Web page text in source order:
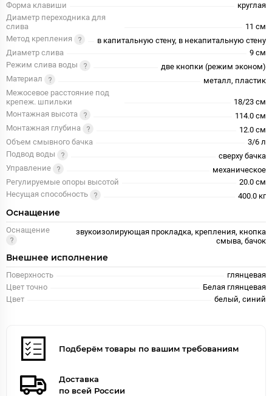
Форма клавиши
круглая
Диаметр переходника для
слива
11 см
Метод крепления
в капитальную стену, в некапитальную стену
Диаметр слива
9 см
Режим слива воды
две кнопки (режим эконом)
Материал
металл, пластик
Межосевое расстояние под
крепеж. шпильки
18/23 см
Монтажная высота
114.0 см
Монтажная глубина
12.0 см
Объем смывного бачка
3/6 л
Подвод воды
сверху бачка
Управление
механическое
Регулируемые опоры высотой
20.0 см
Несущая способность
400.0 кг
Оснащение
Оснащение
звукоизолирующая прокладка, крепления, кнопка
смыва, бачок
Внешнее исполнение
Поверхность
глянцевая
Цвет точно
Белая глянцевая
Цвет
белый, синий
Подберём товары по вашим требованиям
Доставка
по всей России